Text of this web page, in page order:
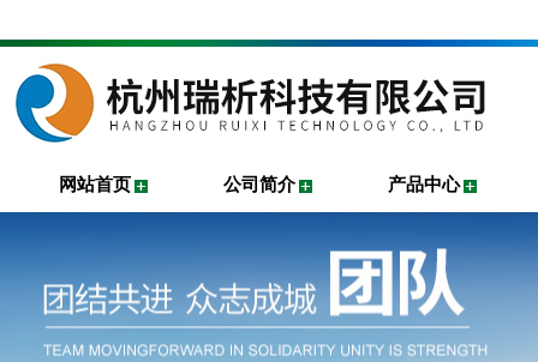
网站首页 公司简介 产品中心